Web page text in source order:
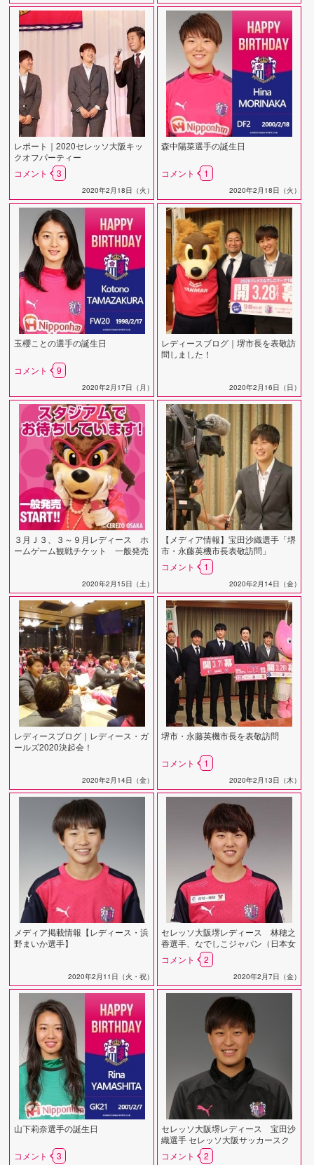
レポート｜2020セレッソ大阪キッ
クオフパーティー
コメント
3
2020年2月18日（火）
森中陽菜選手の誕生日
コメント 1
2020年2月18日（火）
玉櫻ことの選手の誕生日
コメント 9
2020年2月17日（月）
レディースブログ｜堺市長を表敬訪
問しました！
2020年2月16日（日）
３月Ｊ３、３～９月レディース ホ
ームゲーム観戦チケット 一般発売
2020年2月15日（土）
【メディア情報】宝田沙織選手「堺
市・永藤英機市長表敬訪問」
コメント
1
2020年2月14日（金）
レディースブログ｜レディース・ガ
ールズ2020決起会！
2020年2月14日（金）
堺市・永藤英機市長を表敬訪問
コメント 1
2020年2月13日（木）
メディア掲載情報【レディース・浜
野まいか選手】
2020年2月11日（火・祝）
セレッソ大阪堺レディース 林穂之
香選手、なでしこジャパン（日本女
子代表）候補メンバーに選出
コメント 2
2020年2月7日（金）
山下莉奈選手の誕生日
コメント 3
セレッソ大阪堺レディース 宝田沙
織選手 セレッソ大阪サッカースク
ールコーチ就任のお知らせ
コメント 2